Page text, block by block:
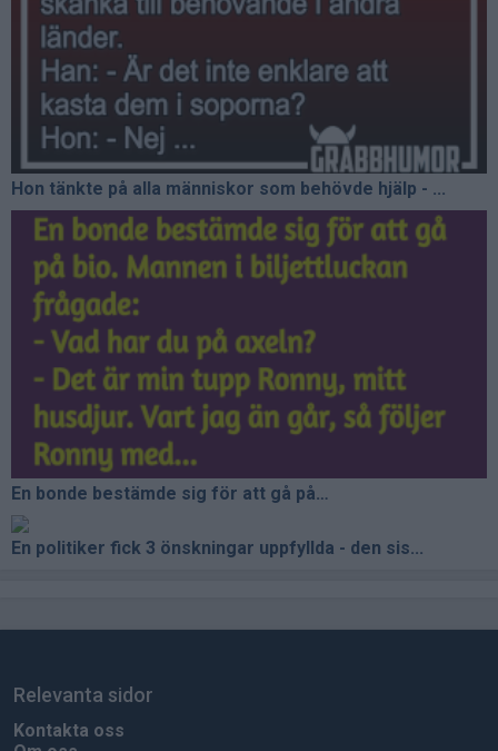
Hon tänkte på alla människor som behövde hjälp - ...
En bonde bestämde sig för att gå på…
En politiker fick 3 önskningar uppfyllda - den sis...
Relevanta sidor
Kontakta oss